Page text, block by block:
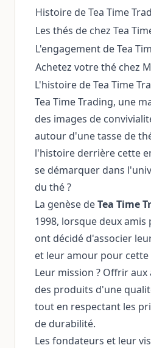
Histoire de Tea Time
Les thés de chez Tea
L'engagement de Tea
Achetez votre thé chez
L'histoire de Tea Time
Tea Time Trading, une
des images de
autour d'une tasse de
l'histoire derrière cette
se démarquer dans
du thé ?
La genèse deTea Time
1998, lorsque deux amis
ont décidé d'associer
et leur amour pour
Leur mission ? Offrir
des produits d'une
tout en respectant les
de durabilité.
Les fondateurs et leur